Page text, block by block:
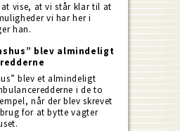
vise, at vi står klar til at
vi har her i
han.
blev almindeligt
blev et almindeligt
i de to
når der blev skrevet
for at bytte vagter